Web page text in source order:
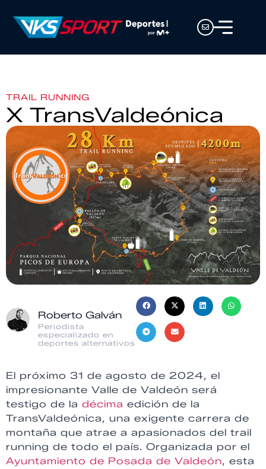
TRAIL RUNNING
X TransValdeónica
Roberto Galván
Periodista
especializado en
deportes alternativos
El próximo 31 de agosto de 2024, el
impresionante Valle de Valdeón será
testigo de la décima edición de la
TransValdeónica, una exigente carrera de
montaña que atrae a apasionados del trail
running de todo el país. Organizada por el
Ayuntamiento de Posada de Valdeón, esta